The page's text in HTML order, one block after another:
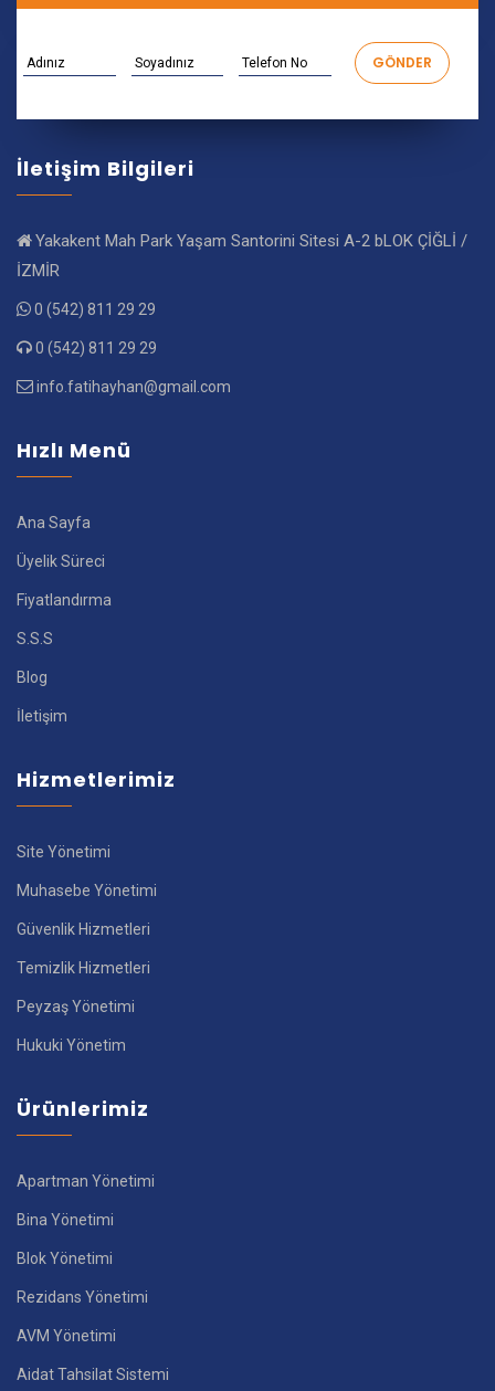
İletişim Bilgileri
Yakakent Mah Park Yaşam Santorini Sitesi A-2 bLOK ÇİĞLİ /
İZMİR
0 (542) 811 29 29
0 (542) 811 29 29
info.fatihayhan@gmail.com
Hızlı Menü
Ana Sayfa
Üyelik Süreci
Fiyatlandırma
S.S.S
Blog
İletişim
Hizmetlerimiz
Site Yönetimi
Muhasebe Yönetimi
Güvenlik Hizmetleri
Temizlik Hizmetleri
Peyzaş Yönetimi
Hukuki Yönetim
Ürünlerimiz
Apartman Yönetimi
Bina Yönetimi
Blok Yönetimi
Rezidans Yönetimi
AVM Yönetimi
Aidat Tahsilat Sistemi